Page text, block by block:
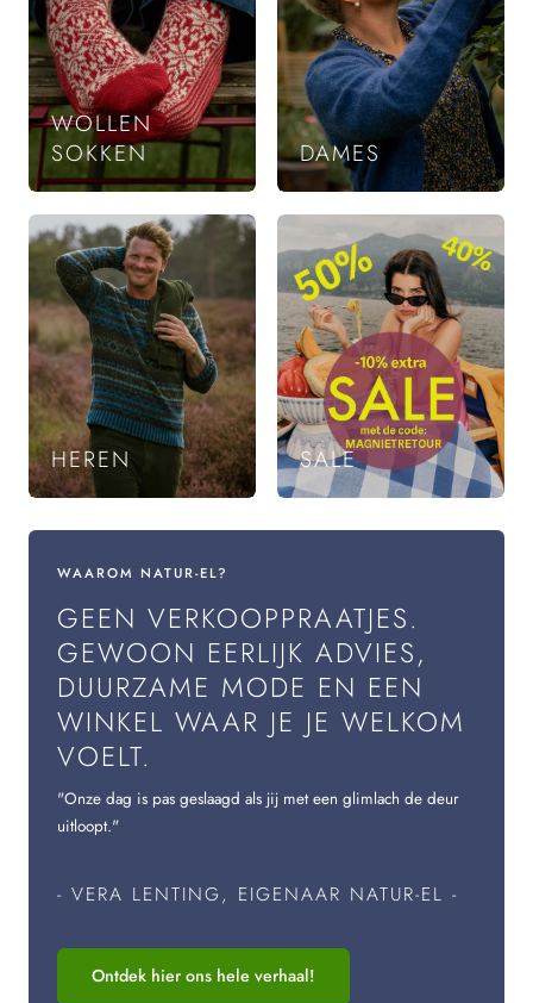
WOLLEN
SOKKEN
DAMES
HEREN SALE
WAAROM NATUR-EL?
GEEN VERKOOPPRAATJES.
GEWOON EERLIJK ADVIES,
DUURZAME MODE EN EEN
WINKEL WAAR JE JE WELKOM
VOELT.
"Onze dag is pas geslaagd als jij met een glimlach de deur
uitloopt."
- VERA LENTING, EIGENAAR NATUR-EL -
Ontdek hier ons hele verhaal!